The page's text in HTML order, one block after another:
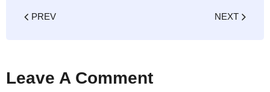
PREV NEXT
Leave A Comment